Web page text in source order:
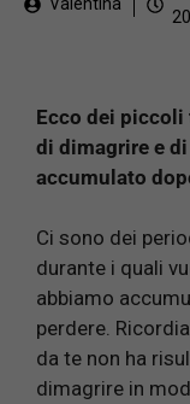
Valentina
Ecco dei
di dimagrire e
accumulato
Ci sono dei
durante i quali
abbiamo
perdere.
da te non ha
dimagrire in